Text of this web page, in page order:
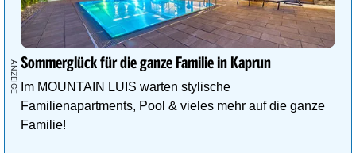
Sommerglück für die ganze Familie in Kaprun
Im MOUNTAIN LUIS warten stylische
Familienapartments, Pool & vieles mehr auf die ganze
Familie!